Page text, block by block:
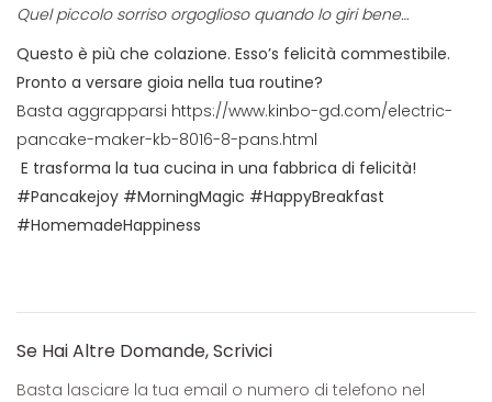
Quel piccolo sorriso orgoglioso quando lo giri bene…
Questo è più che colazione. Esso’s felicità commestibile.
Pronto a versare gioia nella tua routine?
Basta aggrapparsi https://www.kinbo-gd.com/electric-
pancake-maker-kb-8016-8-pans.html
E trasforma la tua cucina in una fabbrica di felicità!
#Pancakejoy #MorningMagic #HappyBreakfast
#HomemadeHappiness
Se Hai Altre Domande, Scrivici
Basta lasciare la tua email o numero di telefono nel